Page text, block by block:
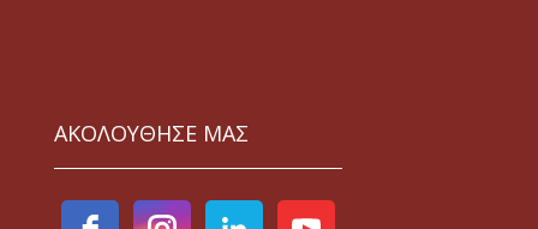
ΑΚΟΛΟΥΘΗΣΕ ΜΑΣ